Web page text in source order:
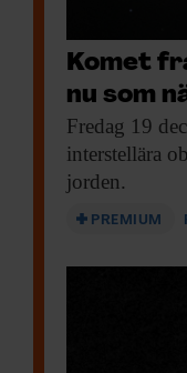
Komet
nu som
Fredag 19
interstellära
jorden.
PREMIUM